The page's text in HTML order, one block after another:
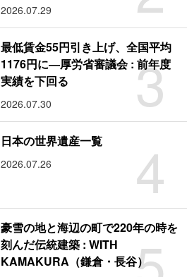
2026.07.29
3
最低賃金55円引き上げ、全国平均
1176円に―厚労省審議会 : 前年度
実績を下回る
2026.07.30
4
日本の世界遺産一覧
2026.07.26
豪雪の地と海辺の町で220年の時を
刻んだ伝統建築 : WITH
KAMAKURA（鎌倉・長谷）